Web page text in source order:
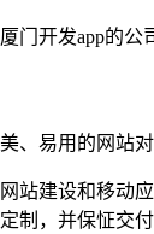
门开发app的公
、易用的网站
站建设和移动
制，并保怔交